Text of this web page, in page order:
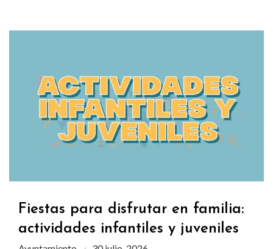
Fiestas para disfrutar en familia:
actividades infantiles y juveniles